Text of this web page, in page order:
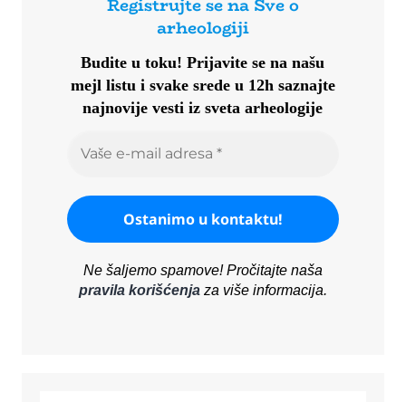
Registrujte se na Sve o
arheologiji
Budite u toku!Prijavite se na našu
mejl listu i svake srede u 12h saznajte
najnovije vesti iz sveta arheologije
Ne šaljemo spamove! Pročitajte naša
pravila korišćenjaza više informacija.